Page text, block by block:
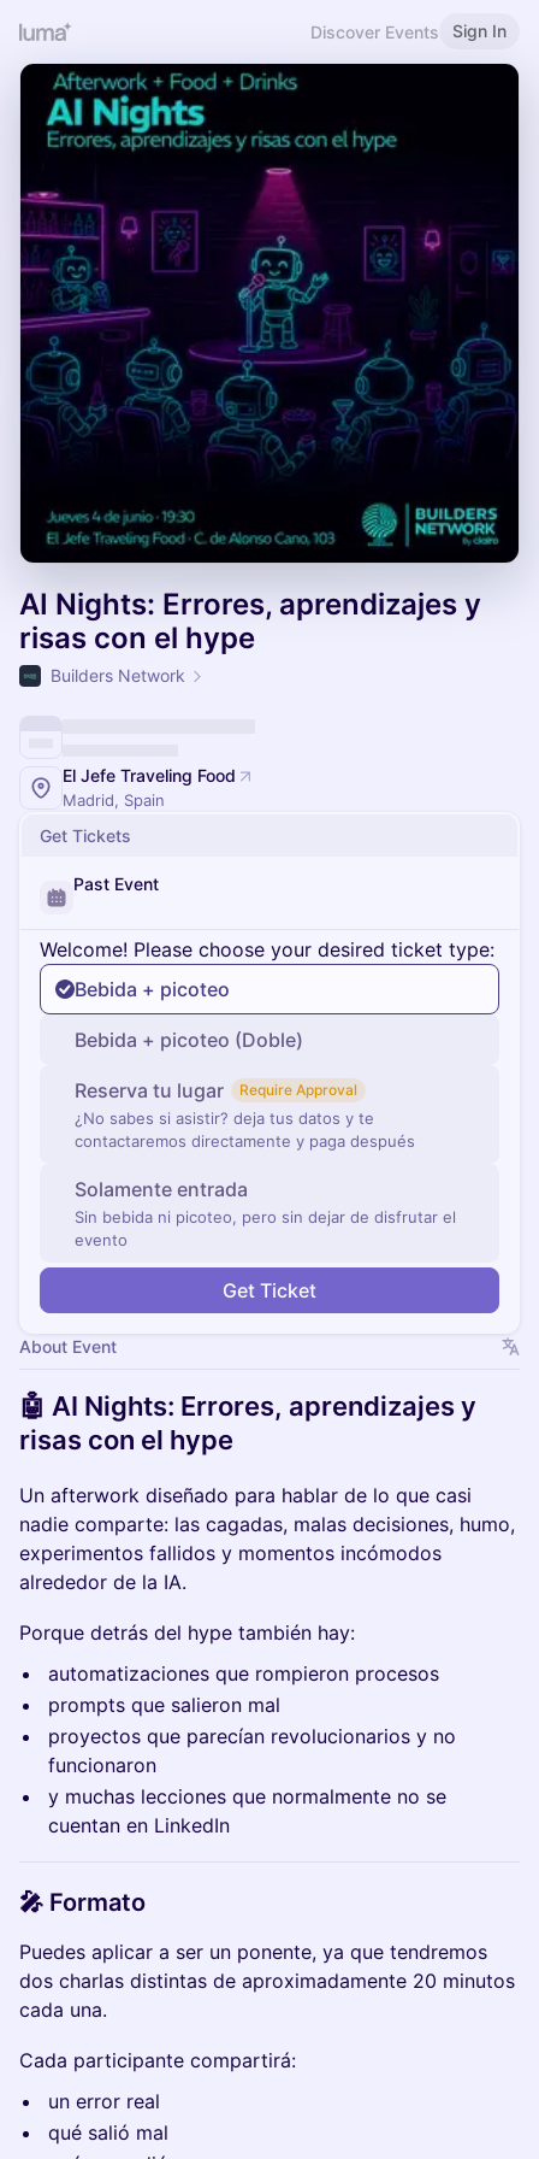
Discover Events Sign In
AI Nights: Errores, aprendizajes y
risas con el hype
Builders Network
El Jefe Traveling Food
Madrid, Spain
Get Tickets
Past Event
Welcome! Please choose your desired ticket type:
Bebida + picoteo
Bebida + picoteo (Doble)
Reserva tu lugar Require Approval
¿No sabes si asistir? deja tus datos y te
contactaremos directamente y paga después
Solamente entrada
Sin bebida ni picoteo, pero sin dejar de disfrutar el
evento
Get Ticket
About Event
🤖 AI Nights: Errores, aprendizajes y
risas con el hype
Un afterwork diseñado para hablar de lo que casi
nadie comparte: las cagadas, malas decisiones, humo,
experimentos fallidos y momentos incómodos
alrededor de la IA.
Porque detrás del hype también hay:
automatizaciones que rompieron procesos
prompts que salieron mal
proyectos que parecían revolucionarios y no
funcionaron
y muchas lecciones que normalmente no se
cuentan en LinkedIn
🎤 Formato
Puedes aplicar a ser un ponente, ya que tendremos
dos charlas distintas de aproximadamente 20 minutos
cada una.
Cada participante compartirá:
un error real
qué salió mal